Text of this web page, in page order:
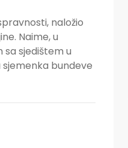
naložio
Naime, u
sjedištem u
bundeve